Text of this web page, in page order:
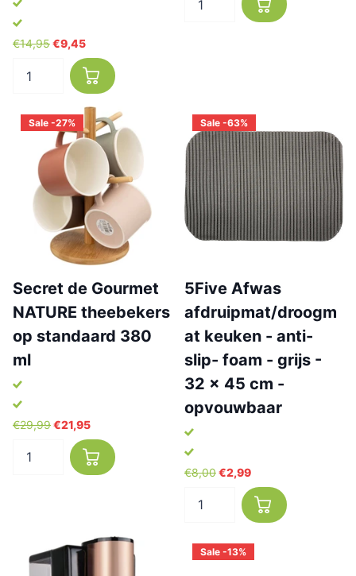
€14,95€9,45
Sale -27%
Secret de Gourmet
NATURE theebekers
op standaard 380
ml
€29,99€21,95
Sale -63%
5Five Afwas
afdruipmat/droogm
at keuken - anti-
slip- foam - grijs -
32 x 45 cm -
opvouwbaar
€8,00€2,99
Sale -13%